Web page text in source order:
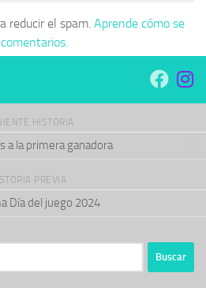
reducir el spam. Aprende cómo se
HISTORIA
a la primera ganadora
PREVIA
Día del juego 2024